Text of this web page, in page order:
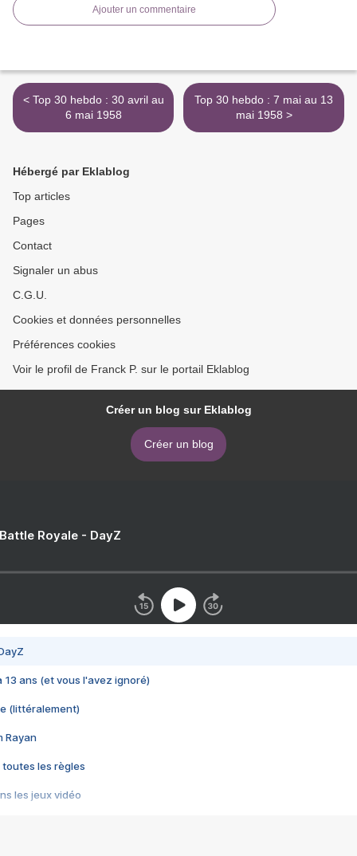
Ajouter un commentaire
< Top 30 hebdo : 30 avril au
6 mai 1958
Top 30 hebdo : 7 mai au 13
mai 1958 >
Hébergé par Eklablog
Top articles
Pages
Contact
Signaler un abus
C.G.U.
Cookies et données personnelles
Préférences cookies
Voir le profil de Franck P. sur le portail Eklablog
Créer un blog sur Eklablog
Créer un blog
Royale - DayZ
13 ans (et vous l'avez ignoré)
(littéralement)
Rayan
toutes les règles
les jeux vidéo